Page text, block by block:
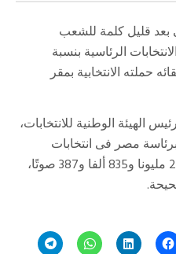
قليل كلمة للشعب
الرئاسية بنسبة
حملته الانتخابية بمقر
الهيئة الوطنية للانتخابات،
مصر فى انتخابات
الرئاسة 2018 بعد حصوله على 21 مليونا و835 ألفا و387 صوتًا،